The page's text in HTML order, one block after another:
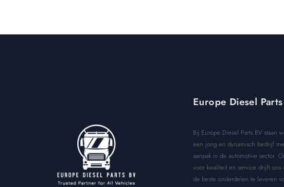
Europe Diesel
Bij Europe Diesel Parts BV staan
een jong en dynamisch bedrijf
aanpak in de automotive sector.
voor kwaliteit en service drijft ons
de beste onderdelen te leveren